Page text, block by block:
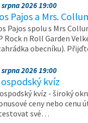
srpna 2026 19:00
Pajos a Mrs.
Pajos spolu s Mrs
Rock n Roll Garden
obecníku).
srpna 2026 19:00
kvíz
kvíz - široký
ceny nebo cenu
své…